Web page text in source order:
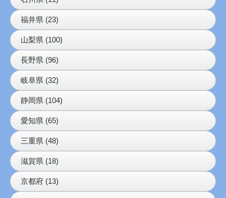
福井県 (23)
山梨県 (100)
長野県 (96)
岐阜県 (32)
静岡県 (104)
愛知県 (65)
三重県 (48)
滋賀県 (18)
京都府 (13)